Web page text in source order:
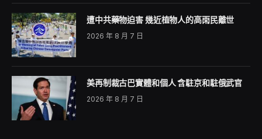
遭中共藥物迫害 幾近植物人的高雨民離世
2026 年 8 月 7 日
美再制裁古巴實體和個人 含駐京和駐俄武官
2026 年 8 月 7 日